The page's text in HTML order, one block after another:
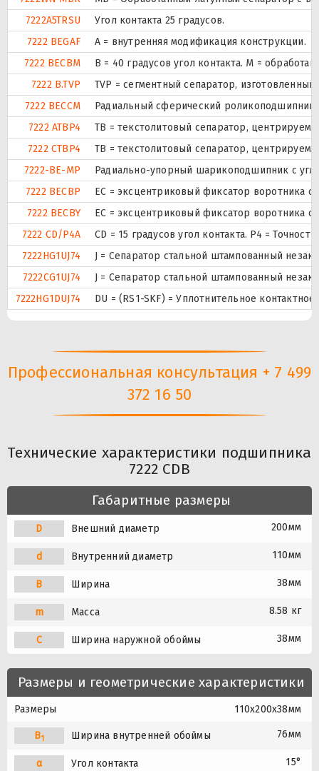
7222A5TRSU
Угол контакта 25 градусов.
7222 BEGAF
A = внутренняя модификация конструкции.
7222 BECBM
B = 40 градусов угол контакта. M =
7222 B.TVP
TVP = сегментный сепаратор,
7222 BECCM
Радиальный сферический
7222 ATBP4
ТВ = текстолитовый сепаратор,
7222 CTBP4
ТВ = текстолитовый сепаратор,
7222-BE-MP
Радиально-упорный шарикоподшипник с
7222 BECBP
ЕС = эксцентриковый фиксатор воротника
7222 BECBY
ЕС = эксцентриковый фиксатор воротника
7222 CD/P4A
CD = 15 градусов угол контакта. P4 =
7222HG1UJ74
J = Сепаратор стальной штампованный
7222CG1UJ74
J = Сепаратор стальной штампованный
7222HG1DUJ74
DU = (RS1-SKF) = Уплотнительное
Профессиональная консультация + 7 499
372 16 50
Технические характеристики подшипника
7222 CDB
Габаритные размеры
D Внешний диаметр 200мм
d Внутренний диаметр 110мм
B Ширина 38мм
m Масса 8.58 кг
C Ширина наружной обоймы 38мм
Размеры и геометрические характеристики
Размеры 110x200x38мм
B1 Ширина внутренней обоймы 76мм
α Угол контакта 15°